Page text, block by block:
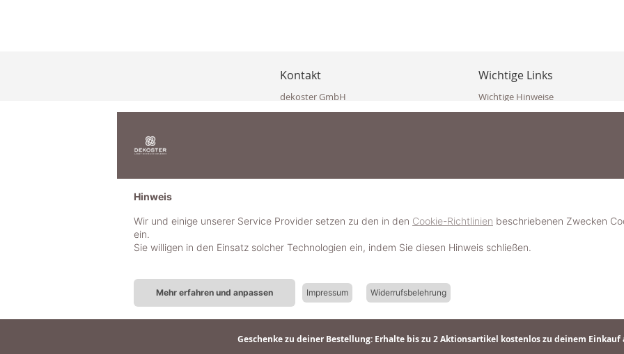
Geschenke zu deiner Bestellung: Erhalte bis zu 2 Aktionsartikel kostenlos zu deinem Einkauf
Kontakt
dekoster GmbH
Eisenkappler Str. 10
+43 677 623 47 410 (WhatsApp)
Wichtige Links
Wichtige Hinweise
Häufig gestellte Fragen (FAQ)
Schmuckerlebnis / Schmuckparty
Schmuck- & Styleguide werden
Hinweis
Wir und einige unserer Service Provider setzen zu den in den Cookie-Richtlinien beschriebenen Zwecken
ein.
Sie willigen in den Einsatz solcher Technologien ein, indem Sie diesen Hinweis schließen.
Mehr erfahren und anpassen Impressum Widerrufsbelehrung